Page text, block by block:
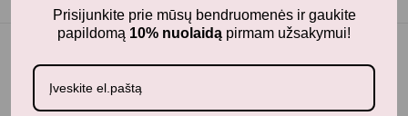
BunnyTail– vaikiškų prekių krautuvėlė, kurioje rasite
Prisijunkite prie mūsų bendruomenės ir gaukite
papildomą 10% nuolaidą pirmam užsakymui!